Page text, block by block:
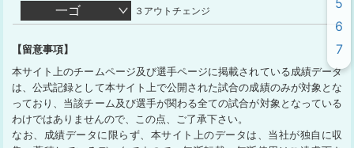
一ゴ ３アウトチェンジ
【留意事項】
本サイト上のチームページ及び選手ページに掲載されている成績データ
は、公式記録として本サイト上で公開された試合の成績のみが対象とな
っており、当該チーム及び選手が関わる全ての試合が対象となっている
わけではありませんので、この点、ご了承下さい。
なお、成績データに限らず、本サイト上のデータは、当社が独自に収
5
6
7